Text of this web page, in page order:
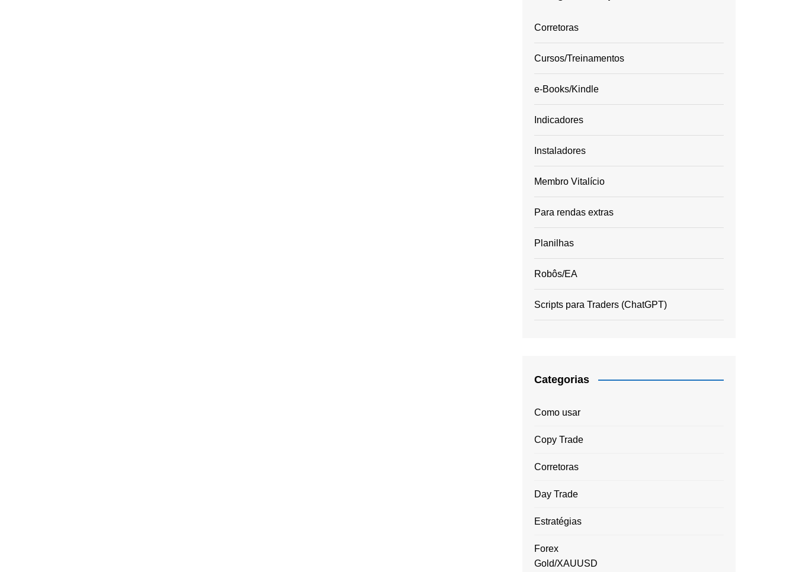
Corretoras
Cursos/Treinamentos
e-Books/Kindle
Indicadores
Instaladores
Membro Vitalício
Para rendas extras
Planilhas
Robôs/EA
Scripts para Traders (ChatGPT)
Categorias
Como usar
Copy Trade
Corretoras
Day Trade
Estratégias
Forex
Gold/XAUUSD